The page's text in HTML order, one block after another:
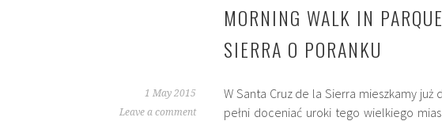
MORNING WALK IN
SIERRA O PORANKU
1 May 2015
Leave a comment
W Santa Cruz de la Sierra mieszkamy
pełni doceniać uroki tego wielkiego